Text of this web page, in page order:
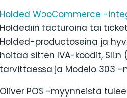
Holded WooCommerce -
Holdediin facturoina tai
Holded-productoseina ja
hoitaa sitten IVA-koodit,
tarvittaessa ja Modelo 303 -
Oliver POS -myynneistä